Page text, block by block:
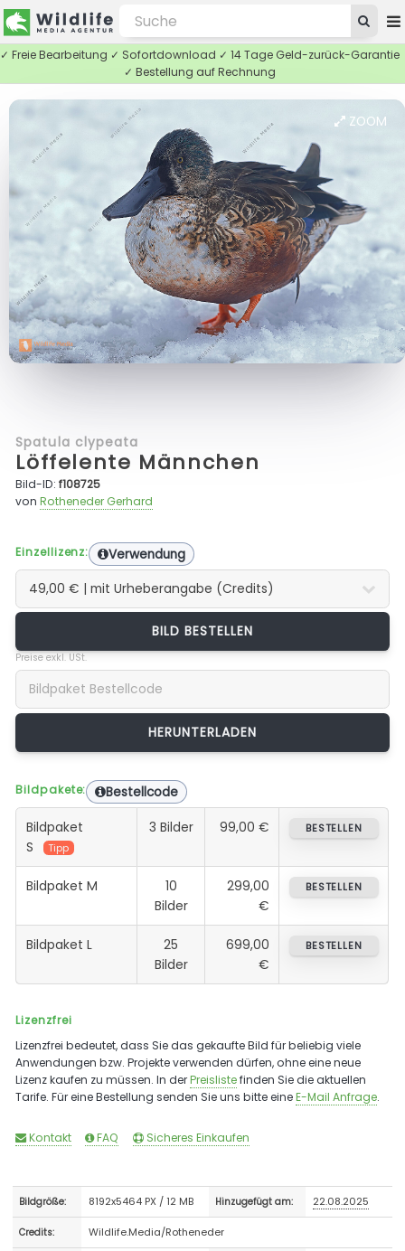
✓ Freie Bearbeitung ✓ Sofortdownload ✓ 14 Tage Geld-zurück-Garantie
✓ Bestellung auf Rechnung
ZOOM
Spatula clypeata
Löffelente Männchen
Bild-ID:f108725
vonRotheneder Gerhard
Einzellizenz: Verwendung
BILD BESTELLEN
Preise exkl. USt.
Bildpakete: Bestellcode
Bildpaket
S
Tipp
3 Bilder 99,00 € BESTELLEN
Bildpaket M
10
Bilder
299,00
€
BESTELLEN
Bildpaket L
25
Bilder
699,00
€
BESTELLEN
Lizenzfrei
Lizenzfrei bedeutet, dass Sie das gekaufte Bild für beliebig viele
Anwendungen bzw. Projekte verwenden dürfen, ohne eine neue
Lizenz kaufen zu müssen. In derPreislistefinden Sie die aktuellen
Tarife. Für eine Bestellung senden Sie uns bitte eineE-Mail Anfrage.
Kontakt FAQ Sicheres Einkaufen
Bildgröße: 8192x5464 PX / 12 MB Hinzugefügt am: 22.08.2025
Credits: Wildlife.Media/Rotheneder